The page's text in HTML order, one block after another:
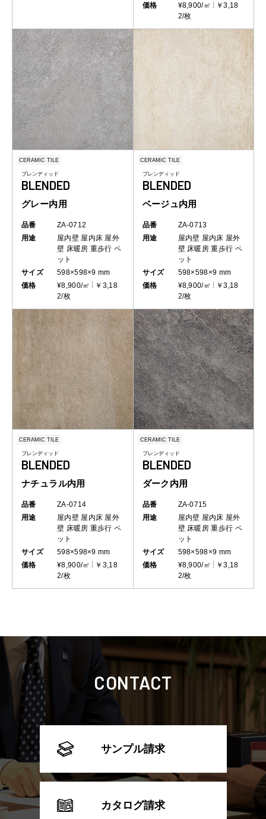
価格 ¥8,900/㎡
￥3,18
2/枚
CERAMIC TILE
ブレンディッド
BLENDED
グレー内用
品番
ZA-0712
用途
屋内壁 屋内床 屋外
壁 床暖房 重歩行 ペ
ット
サイズ
598×598×9 mm
価格
¥8,900/㎡
￥3,18
2/枚
CERAMIC TILE
ブレンディッド
BLENDED
ベージュ内用
品番
ZA-0713
用途
屋内壁 屋内床 屋外
壁 床暖房 重歩行 ペ
ット
サイズ
598×598×9 mm
価格
¥8,900/㎡
￥3,18
2/枚
CERAMIC TILE
ブレンディッド
BLENDED
ナチュラル内用
品番
ZA-0714
用途
屋内壁 屋内床 屋外
壁 床暖房 重歩行 ペ
ット
サイズ
598×598×9 mm
価格
¥8,900/㎡
￥3,18
2/枚
CERAMIC TILE
ブレンディッド
BLENDED
ダーク内用
品番
ZA-0715
用途
屋内壁 屋内床 屋外
壁 床暖房 重歩行 ペ
ット
サイズ
598×598×9 mm
価格
¥8,900/㎡
￥3,18
2/枚
CONTACT
サンプル請求
カタログ請求